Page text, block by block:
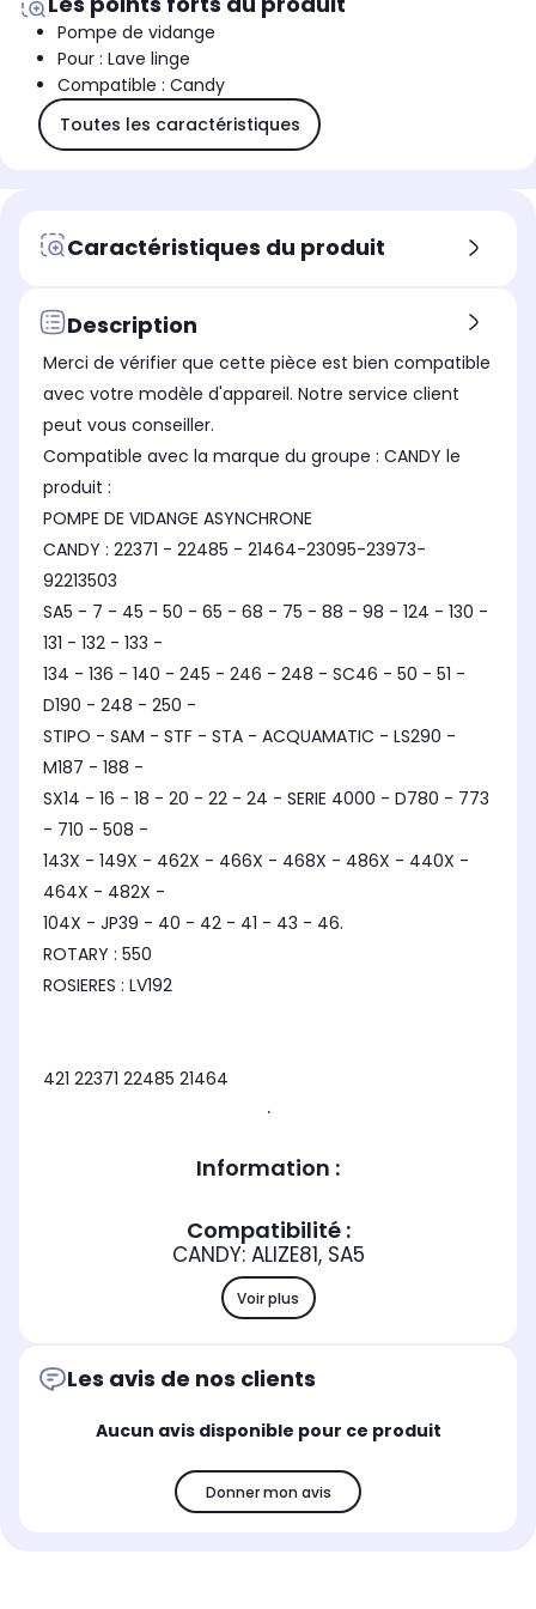
Pompe de vidange
Pour : Lave linge
Compatible : Candy
Toutes les caractéristiques
Caractéristiques du produit
Description
Merci de vérifier que cette pièce est bien compatible
avec votre modèle d'appareil. Notre service client
peut vous conseiller.
Compatible avec la marque du groupe : CANDY le
produit :
POMPE DE VIDANGE ASYNCHRONE
CANDY : 22371 - 22485 - 21464-23095-23973-
92213503
SA5 - 7 - 45 - 50 - 65 - 68 - 75 - 88 - 98 - 124 - 130 -
131 - 132 - 133 -
134 - 136 - 140 - 245 - 246 - 248 - SC46 - 50 - 51 -
D190 - 248 - 250 -
STIPO - SAM - STF - STA - ACQUAMATIC - LS290 -
M187 - 188 -
SX14 - 16 - 18 - 20 - 22 - 24 - SERIE 4000 - D780 - 773
- 710 - 508 -
143X - 149X - 462X - 466X - 468X - 486X - 440X -
464X - 482X -
104X - JP39 - 40 - 42 - 41 - 43 - 46.
ROTARY : 550
ROSIERES : LV192
421 22371 22485 21464
.
Information :
Compatibilité :
CANDY: ALIZE81, SA5
Voir plus
Les avis de nos clients
Aucun avis disponible pour ce produit
Donner mon avis